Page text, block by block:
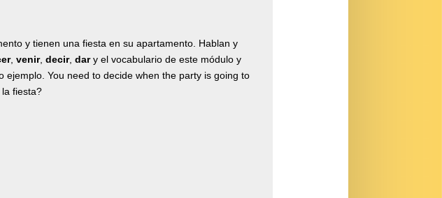
y tienen una fiesta en su apartamento. Hablan y
, venir, decir, dary el vocabulario de este módulo y
You need to decide when the party is going to
fiesta?